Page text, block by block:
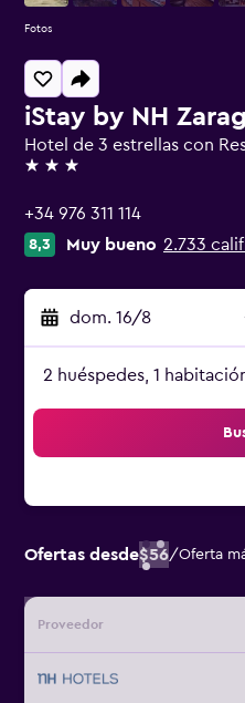
iStay by NH
Hotel de 3 estrellas con
3 estrellas
+34 976 311 114
8,3 Muy bueno 2.733
dom. 16/8
2 huéspedes, 1
Ofertas desde$56/Oferta
Proveedor
Fotos